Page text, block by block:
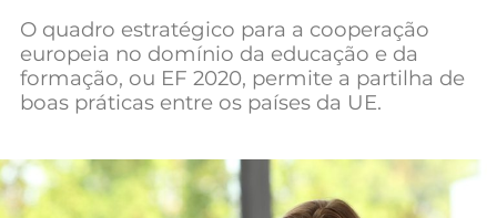
Negócios
Mundial 2026
O quadro estratégico para a cooperação
europeia no domínio da educação e da
formação, ou EF 2020, permite a partilha de
boas práticas entre os países da UE.